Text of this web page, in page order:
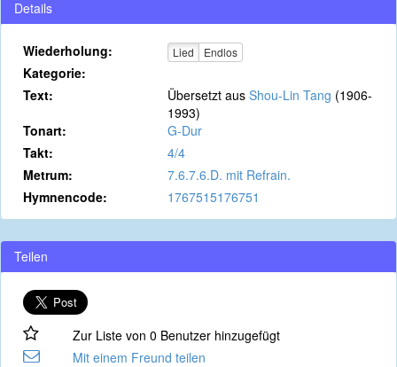
Details
Wiederholung: Lied Endlos
Kategorie:
Text:
Übersetzt aus Shou-Lin Tang (1906-
1993)
Tonart:
G-Dur
Takt:
4/4
Metrum:
7.6.7.6.D. mit Refrain.
Hymnencode:
1767515176751
Teilen
Zur Liste von 0 Benutzer hinzugefügt
Mit einem Freund teilen